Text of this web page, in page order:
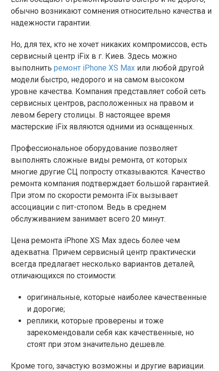
обычно возникают сомнения относительно качества и
надежности гарантии.
Но, для тех, кто не хочет никаких компромиссов, есть
сервисный центр iFix в г. Киев. Здесь можно
выполнить ремонт iPhone XS Max или любой другой
модели быстро, недорого и на самом высоком
уровне качества. Компания представляет собой сеть
сервисных центров, расположенных на правом и
левом берегу столицы. В настоящее время
мастерские iFix являются одними из оснащенных.
Профессиональное оборудование позволяет
выполнять сложные виды ремонта, от которых
многие другие СЦ попросту отказываются. Качество
ремонта компания подтверждает большой гарантией.
При этом по скорости ремонта iFix вызывает
ассоциации с пит-стопом. Ведь в среднем
обслуживанием занимает всего 20 минут.
Цена ремонта iPhone XS Max здесь более чем
адекватна. Причем сервисный центр практически
всегда предлагает несколько вариантов деталей,
отличающихся по стоимости:
оригинальные, которые наиболее качественные
и дорогие;
реплики, которые проверены и тоже
зарекомендовали себя как качественные, но
стоят при этом значительно дешевле.
Кроме того, зачастую возможны и другие вариации.